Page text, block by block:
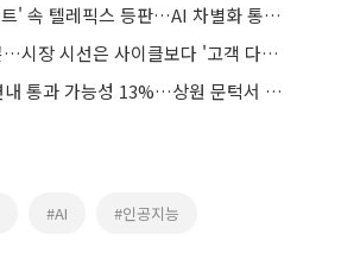
'우주 IPO 디스카운트' 속 텔레픽스 등판…AI 차별화 통할까
반도체 훈풍 탄 멜콘…시장 시선은 사이클보다 '고객 다변화'
美 클래리티 법안 연내 통과 가능성 13%…상원 문턱서 제동
#AI #인공지능